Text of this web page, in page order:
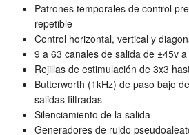
Patrones temporales de control
repetible
Control horizontal, vertical y
9 a 63 canales de salida de ±45v
Rejillas de estimulación de 3x3
Butterworth (1kHz) de paso bajo
salidas filtradas
Silenciamiento de la salida
Generadores de ruido